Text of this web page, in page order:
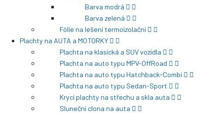
Barva modrá
Barva zelená
Fólie na lešení termoizolační
Plachty na AUTA a MOTORKY
Plachta na klasická a SUV vozidla
Plachta na auto typu MPV-OffRoad
Plachta na auto typu Hatchback-Combi
Plachta na auto typu Sedan-Sport
Krycí plachty na střechu a skla auta
Sluneční clona na auta